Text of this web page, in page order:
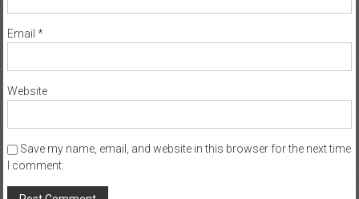
Email *
Website
Save my name, email, and website in this browser for the next time
I comment.